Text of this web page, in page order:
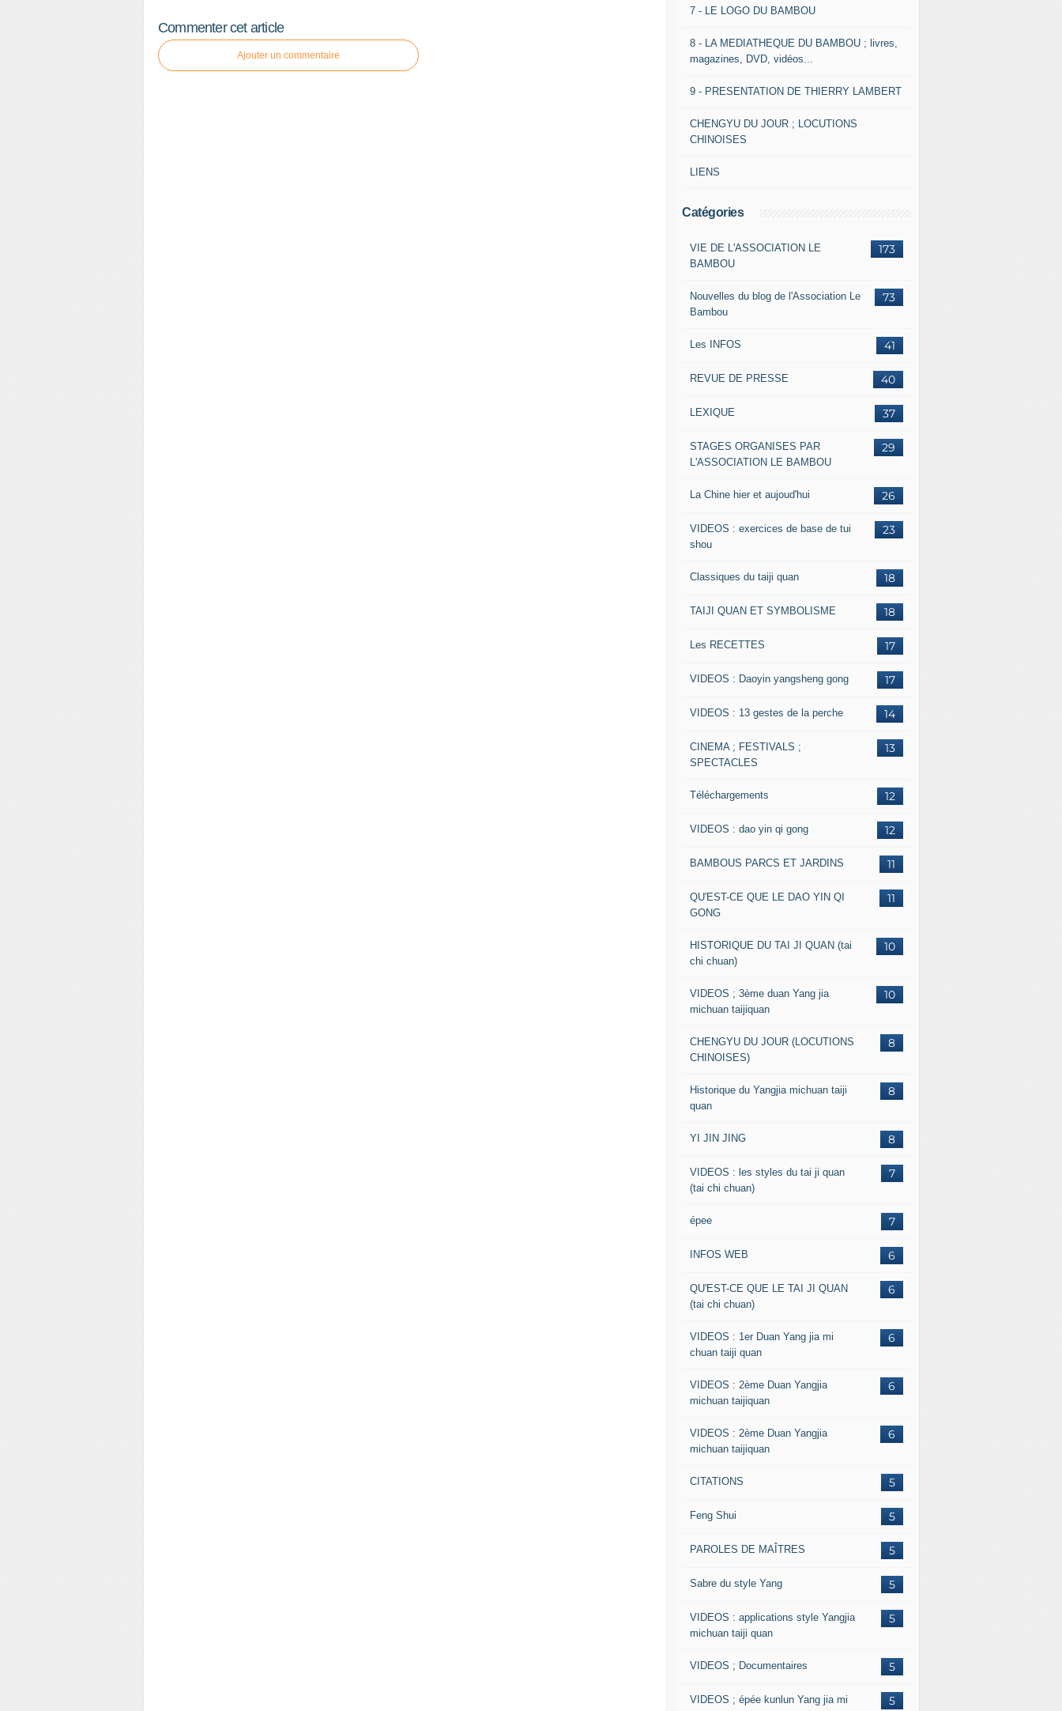
Commenter cet article
Ajouter un commentaire
7 - LE LOGO DU BAMBOU
8 - LA MEDIATHEQUE DU BAMBOU ; livres,
magazines, DVD, vidéos...
9 - PRESENTATION DE THIERRY LAMBERT
CHENGYU DU JOUR ; LOCUTIONS
CHINOISES
LIENS
Catégories
173
VIE DE L'ASSOCIATION LE
BAMBOU
73
Nouvelles du blog de l'Association Le
Bambou
41
Les INFOS
40
REVUE DE PRESSE
37
LEXIQUE
29
STAGES ORGANISES PAR
L'ASSOCIATION LE BAMBOU
26
La Chine hier et aujoud'hui
23
VIDEOS : exercices de base de tui
shou
18
Classiques du taiji quan
18
TAIJI QUAN ET SYMBOLISME
17
Les RECETTES
17
VIDEOS : Daoyin yangsheng gong
14
VIDEOS : 13 gestes de la perche
13
CINEMA ; FESTIVALS ;
SPECTACLES
12
Téléchargements
12
VIDEOS : dao yin qi gong
11
BAMBOUS PARCS ET JARDINS
11
QU'EST-CE QUE LE DAO YIN QI
GONG
10
HISTORIQUE DU TAI JI QUAN (tai
chi chuan)
10
VIDEOS ; 3ème duan Yang jia
michuan taijiquan
8
CHENGYU DU JOUR (LOCUTIONS
CHINOISES)
8
Historique du Yangjia michuan taiji
quan
8
YI JIN JING
7
VIDEOS : les styles du tai ji quan
(tai chi chuan)
7
épee
6
INFOS WEB
6
QU'EST-CE QUE LE TAI JI QUAN
(tai chi chuan)
6
VIDEOS : 1er Duan Yang jia mi
chuan taiji quan
6
VIDEOS : 2ème Duan Yangjia
michuan taijiquan
6
VIDEOS : 2ème Duan Yangjia
michuan taijiquan
5
CITATIONS
5
Feng Shui
5
PAROLES DE MAÎTRES
5
Sabre du style Yang
5
VIDEOS : applications style Yangjia
michuan taiji quan
5
VIDEOS ; Documentaires
5
VIDEOS ; épée kunlun Yang jia mi